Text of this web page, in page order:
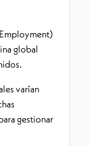
global
varían
gestionar